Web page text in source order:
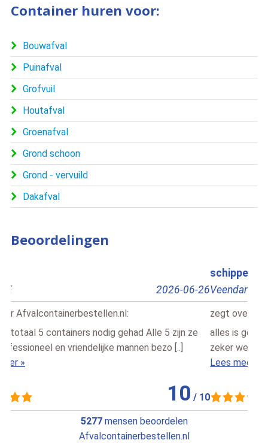
Container huren voor:
Bouwafval
Puinafval
Grofvuil
Houtafval
Groenafval
Grond schoon
Grond - vervuild
Dakafval
Beoordelingen
Veendam
2026-06-29
zegt overAfvalcontainerbestellen.nl
alles is goed verlopen keurig op tijd geleverd ga hier
zeker weer een container huren als we weer 1 nodig [..]
Lees meer »
10/10
dag,
5277mensen beoordelen
Afvalcontainerbestellen.nl